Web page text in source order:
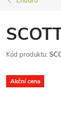
Kód produktu:
Akční cena